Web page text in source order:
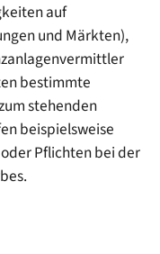
auf
und Märkten),
bestimmte
stehenden
beispielsweise
Pflichten bei der